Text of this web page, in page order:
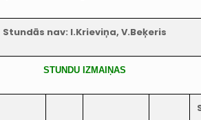
Stundās nav: I.Krieviņa, V.Beķeris
STUNDU IZMAIŅAS